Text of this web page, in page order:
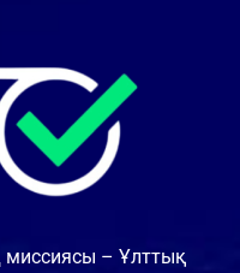
миссиясы – Ұлттық